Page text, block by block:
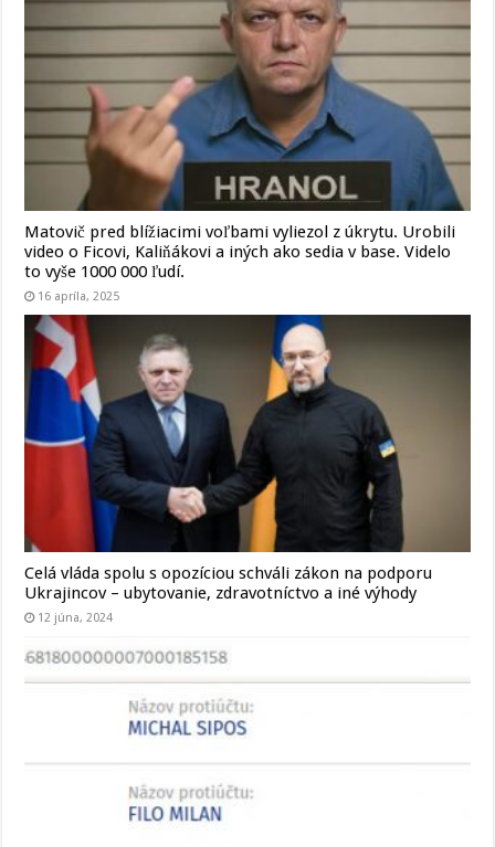
Matovič pred blížiacimi voľbami vyliezol z úkrytu. Urobili
video o Ficovi, Kaliňákovi a iných ako sedia v base. Videlo
to vyše 1000 000 ľudí.
16 apríla, 2025
Celá vláda spolu s opozíciou schváli zákon na podporu
Ukrajincov – ubytovanie, zdravotníctvo a iné výhody
12 júna, 2024